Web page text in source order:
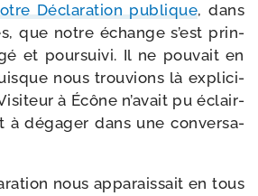
Déclaration publique, dans
que notre échange s’est prin­
et pour­sui­vi. Il ne pou­vait en
nous trou­vions là expli­ci­
à Écône n’a­vait pu éclair­
à déga­ger dans une conver­sa­
nous appa­rais­sait en tous